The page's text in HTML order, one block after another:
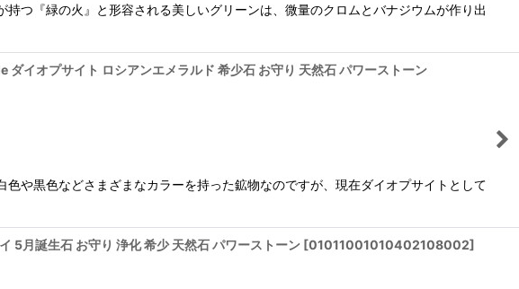
つ『緑の火』と形容される美しいグリーンは、微量のクロムとバナジウムが作り出
イオプサイト ロシアンエメラルド 希少石 お守り 天然石 パワーストーン
や黒色などさまざまなカラーを持った鉱物なのですが、現在ダイオプサイトとして
5月誕生石 お守り 浄化 希少 天然石 パワーストーン [01011001010402108002]